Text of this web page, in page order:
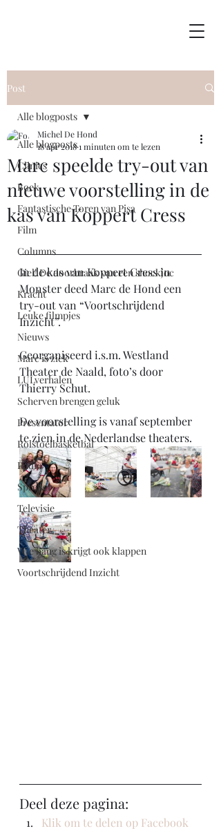
Post
Alle blogposts
Clinics
Boek
Fantastische Toren van Pisa
Film
Columns
Giel! De doorbraak van een shockjoc
Kracht
Leuke filmpjes
Nieuws
Marc is ziek
LULverhalen
Scherven brengen geluk
Presentator
Rolstoelbasketbal
Radio
Spreker
Televisie
Theater
Wie bang is krijgt ook klappen
Voortschrijdend Inzicht
Alle blogposts
Marc speelde try-out van
nieuwe voorstelling in de
kas van Koppert Cress
Michel De Hond
18 apr 20181 minuten om te lezen
In de kas van Koppert Cress in
Monster deed Marc de Hond een
try-out van “Voortschrijdend
Inzicht”.
Georganiseerd i.s.m. Westland
Theater de Naald, foto’s door
Thierry Schut.
De voorstelling is vanaf september
te zien in de Nederlandse theaters.
Deel deze pagina:
Klik om te delen op Facebook